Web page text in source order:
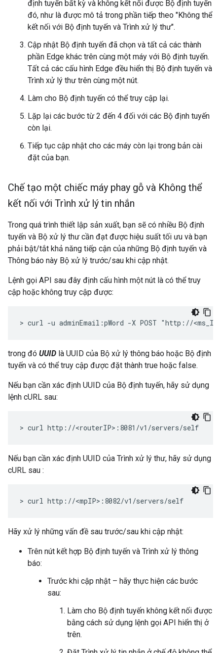
định tuyến bất kỳ và không kết nối được Bộ định tuyến
đó, như là được mô tả trong phần tiếp theo "Không thể
kết nối với Bộ định tuyến và Trình xử lý thư".
Cập nhật Bộ định tuyến đã chọn và tất cả các thành
phần Edge khác trên cùng một máy với Bộ định tuyến.
Tất cả các cấu hình Edge đều hiển thị Bộ định tuyến và
Trình xử lý thư trên cùng một nút.
Làm cho Bộ định tuyến có thể truy cập lại.
Lặp lại các bước từ 2 đến 4 đối với các Bộ định tuyến
còn lại.
Tiếp tục cập nhật cho các máy còn lại trong bản cài
đặt của bạn.
Chế tạo một chiếc máy phay gỗ và Không thể
kết nối với Trình xử lý tin nhắn
Trong quá trình thiết lập sản xuất, bạn sẽ có nhiều Bộ định
tuyến và Bộ xử lý thư cần đạt được hiệu suất tối ưu và bạn
phải bật/tắt khả năng tiếp cận của những Bộ định tuyến và
Thông báo này Bộ xử lý trước/sau khi cập nhật.
Lệnh gọi API sau đây định cấu hình một nút là có thể truy
cập hoặc không truy cập được:
> curl -u adminEmail:pWord -X POST "http://
trong đó UUID là UUID của Bộ xử lý thông báo hoặc Bộ định
tuyến và có thể truy cập được đặt thành true hoặc false.
Nếu bạn cần xác định UUID của Bộ định tuyến, hãy sử dụng
lệnh cURL sau:
> curl http://<routerIP>:8081/v1/servers/self
Nếu bạn cần xác định UUID của Trình xử lý thư, hãy sử dụng
cURL sau :
> curl http://<mpIP>:8082/v1/servers/self
Hãy xử lý những vấn đề sau trước/sau khi cập nhật:
Trên nút kết hợp Bộ định tuyến và Trình xử lý thông
báo:
Trước khi cập nhật – hãy thực hiện các bước
sau:
Làm cho Bộ định tuyến không kết nối được
bằng cách sử dụng lệnh gọi API hiển thị ở
trên.